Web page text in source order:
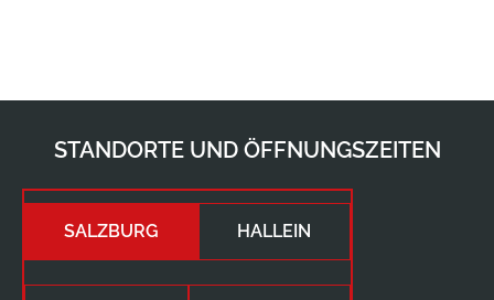
STANDORTE UND ÖFFNUNGSZEITEN
SALZBURG HALLEIN